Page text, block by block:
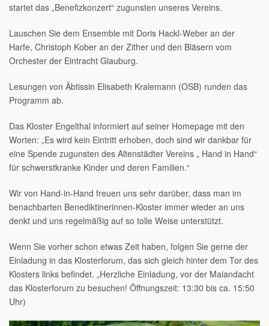
startet das „Benefizkonzert“ zugunsten unseres Vereins.
Lauschen Sie dem Ensemble mit Doris Hackl-Weber an der
Harfe, Christoph Kober an der Zither und den Bläsern vom
Orchester der Eintracht Glauburg.
Lesungen von Äbtissin Elisabeth Kralemann (OSB) runden das
Programm ab.
Das Kloster Engelthal informiert auf seiner Homepage mit den
Worten: „Es wird kein Eintritt erhoben, doch sind wir dankbar für
eine Spende zugunsten des Altenstädter Vereins „ Hand in Hand“
für schwerstkranke Kinder und deren Familien.“
Wir von Hand-in-Hand freuen uns sehr darüber, dass man im
benachbarten Benediktinerinnen-Kloster immer wieder an uns
denkt und uns regelmäßig auf so tolle Weise unterstützt.
Wenn Sie vorher schon etwas Zeit haben, folgen Sie gerne der
Einladung in das Klosterforum, das sich gleich hinter dem Tor des
Klosters links befindet. „Herzliche Einladung, vor der Maiandacht
das Klosterforum zu besuchen! Öffnungszeit: 13:30 bis ca. 15:50
Uhr)